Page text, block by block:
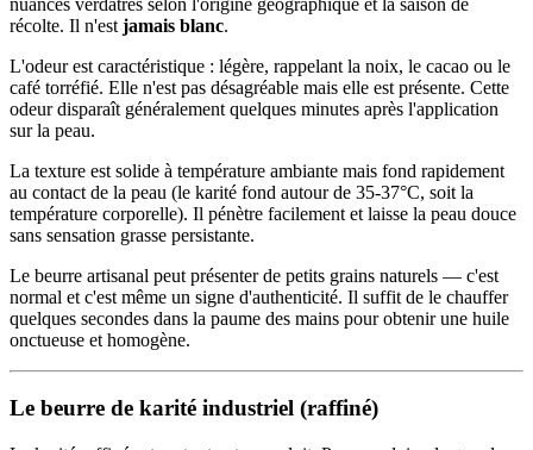
nuances verdâtres selon l'origine géographique et la saison de
récolte. Il n'est jamais blanc.
L'odeur est caractéristique : légère, rappelant la noix, le cacao ou le
café torréfié. Elle n'est pas désagréable mais elle est présente. Cette
odeur disparaît généralement quelques minutes après l'application
sur la peau.
La texture est solide à température ambiante mais fond rapidement
au contact de la peau (le karité fond autour de 35-37°C, soit la
température corporelle). Il pénètre facilement et laisse la peau douce
sans sensation grasse persistante.
Le beurre artisanal peut présenter de petits grains naturels — c'est
normal et c'est même un signe d'authenticité. Il suffit de le chauffer
quelques secondes dans la paume des mains pour obtenir une huile
onctueuse et homogène.
Le beurre de karité industriel (raffiné)